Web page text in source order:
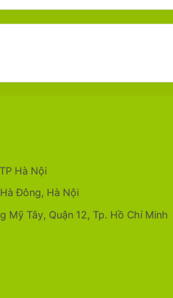
Hà Nội
Đông, Hà Nội
Mỹ Tây, Quận 12, Tp. Hồ Chí Minh